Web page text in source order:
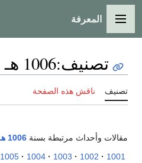
القائمة الرئيسية
المعرفة
تصنيف:1006 هـ
تصنيف ناقش هذه الصفحة
مقالات وأحداث مرتبطة بسنة 1006 هـ
1001
1002
1003
1004
1005